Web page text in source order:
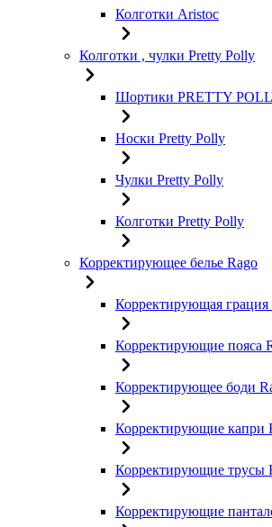
Колготки Aristoc
Колготки , чулки Pretty Polly
Шортики PRETTY
Носки Pretty Polly
Чулки Pretty Polly
Колготки Pretty Polly
Корректирующее белье Rago
Корректирующая грация
Корректирующие пояса
Корректирующее боди
Корректирующие капри
Корректирующие трусы
Корректирующие